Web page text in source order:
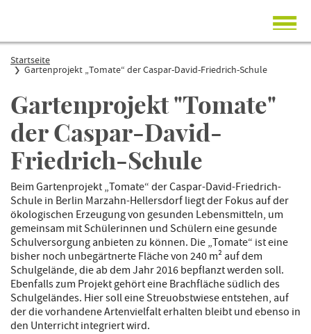
Startseite
Mitmachen
Startseite
Gartenprojekt „Tomate“ der Caspar-David-Friedrich-Schule
Gartenprojekt "Tomate"
der Caspar-David-
Friedrich-Schule
Beim Gartenprojekt „Tomate“ der Caspar-David-Friedrich-
Schule in Berlin Marzahn-Hellersdorf liegt der Fokus auf der
ökologischen Erzeugung von gesunden Lebensmitteln, um
gemeinsam mit Schülerinnen und Schülern eine gesunde
Schulversorgung anbieten zu können. Die „Tomate“ ist eine
bisher noch unbegärtnerte Fläche von 240 m² auf dem
Schulgelände, die ab dem Jahr 2016 bepflanzt werden soll.
Ebenfalls zum Projekt gehört eine Brachfläche südlich des
Schulgeländes. Hier soll eine Streuobstwiese entstehen, auf
der die vorhandene Artenvielfalt erhalten bleibt und ebenso in
den Unterricht integriert wird.